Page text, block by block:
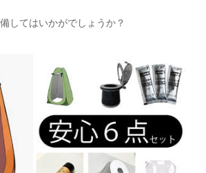
してはいかがでしょうか？